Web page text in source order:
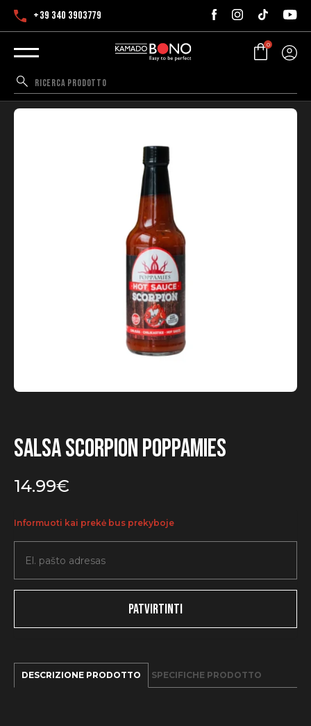
+39 340 3903779
0
Salsa Scorpion Poppamies
14.99€
Informuoti kai prekė bus prekyboje
DESCRIZIONE PRODOTTO SPECIFICHE PRODOTTO